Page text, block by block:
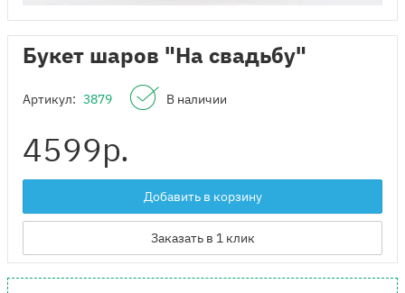
Букет шаров "На свадьбу"
Артикул: 3879 В наличии
4599р.
Добавить в корзину
Заказать в 1 клик